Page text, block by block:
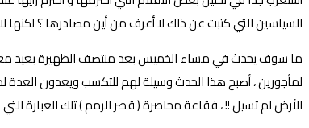
السياسين التي كتبت عن ذلك لا أعرف من أين مصادرها ؟ لكنها
لمأجورين ، أصبح هذا الحدث وسيلة لهم للتكسب ويعدون
الأرض لم تسيل !! ، فقاعة محاصرة ( قصر الرمم ) تلك العبارة